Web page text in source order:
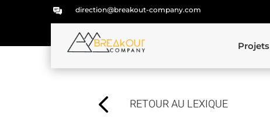
direction@breakout-company.com
Projets
4 RETOUR AU LEXIQUE